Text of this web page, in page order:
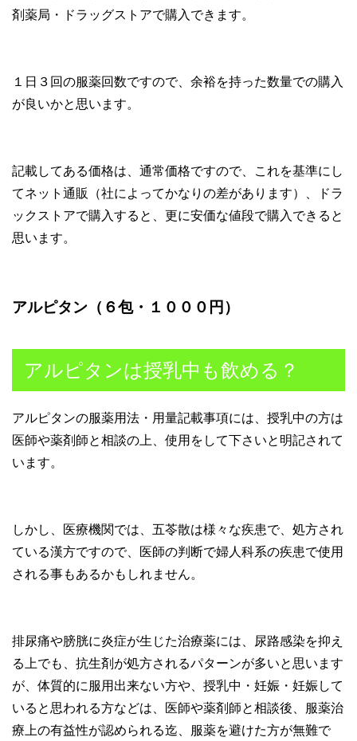
剤薬局・ドラッグストアで購入できます。
１日３回の服薬回数ですので、余裕を持った数量での購入
が良いかと思います。
記載してある価格は、通常価格ですので、これを基準にし
てネット通販（社によってかなりの差があります）、ドラ
ックストアで購入すると、更に安価な値段で購入できると
思います。
アルピタン（６包・１０００円）
アルピタンは授乳中も飲める？
アルピタンの服薬用法・用量記載事項には、授乳中の方は
医師や薬剤師と相談の上、使用をして下さいと明記されて
います。
しかし、医療機関では、五苓散は様々な疾患で、処方され
ている漢方ですので、医師の判断で婦人科系の疾患で使用
される事もあるかもしれません。
排尿痛や膀胱に炎症が生じた治療薬には、尿路感染を抑え
る上でも、抗生剤が処方されるパターンが多いと思います
が、体質的に服用出来ない方や、授乳中・妊娠・妊娠して
いると思われる方などは、医師や薬剤師と相談後、服薬治
療上の有益性が認められる迄、服薬を避けた方が無難で